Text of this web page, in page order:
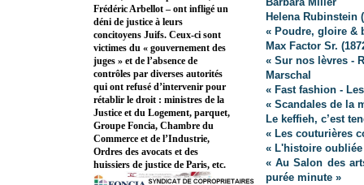
Helena Rubinstein
« Poudre, gloire &
Max Factor Sr.
« Sur nos lèvres -
Marschal
« Fast fashion -
« Scandales de la
Le keffieh, c’est
« Les couturières
« L'histoire
« Au Salon des
purée minute »
Frédéric Arbellot – ont infligé un
déni de justice à leurs
concitoyens Juifs. Ceux-ci sont
victimes du « gouvernement des
juges » et de l’absence de
contrôles par diverses autorités
qui ont refusé d’intervenir pour
rétablir le droit : ministres de la
Justice et du Logement, parquet,
Groupe Foncia, Chambre du
Commerce et de l’Industrie,
Ordres des avocats et des
huissiers de justice de Paris, etc.